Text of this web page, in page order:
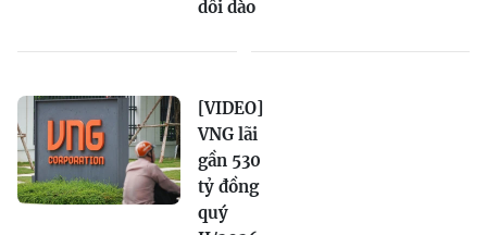
dồi dào
[VIDEO]
VNG lãi
gần 530
tỷ đồng
quý